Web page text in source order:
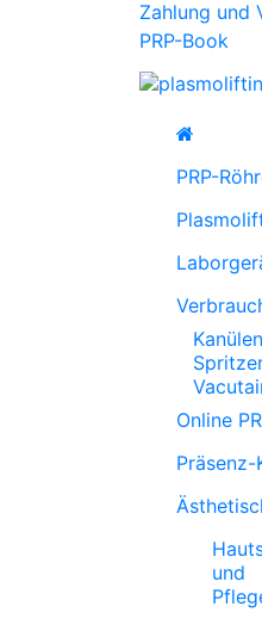
Zahlung und
PRP-Book
PRP-
Kanülen
Online
Präsenz-
und